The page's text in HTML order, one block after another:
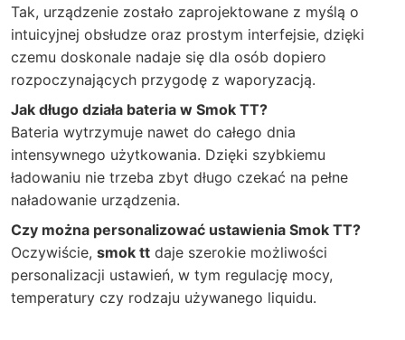
Tak, urządzenie zostało zaprojektowane z myślą o
intuicyjnej obsłudze oraz prostym interfejsie, dzięki
czemu doskonale nadaje się dla osób dopiero
rozpoczynających przygodę z waporyzacją.
Jak długo działa bateria w Smok TT?
Bateria wytrzymuje nawet do całego dnia
intensywnego użytkowania. Dzięki szybkiemu
ładowaniu nie trzeba zbyt długo czekać na pełne
naładowanie urządzenia.
Czy można personalizować ustawienia Smok TT?
Oczywiście, smok tt daje szerokie możliwości
personalizacji ustawień, w tym regulację mocy,
temperatury czy rodzaju używanego liquidu.